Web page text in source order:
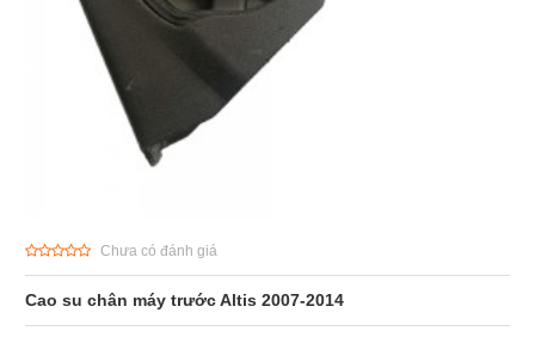
Chưa có đánh giá
Cao su chân máy trước Altis 2007-2014